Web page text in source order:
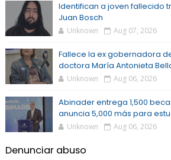
Identifican a joven fallecido
Juan Bosch
Unknown Aug 07, 2026
Fallece la ex gobernadora
doctora María Antonieta
Unknown Aug 06, 2026
Abinader entrega 1,500
anuncia 5,000 más para
Unknown Aug 06, 2026
Denunciar abuso